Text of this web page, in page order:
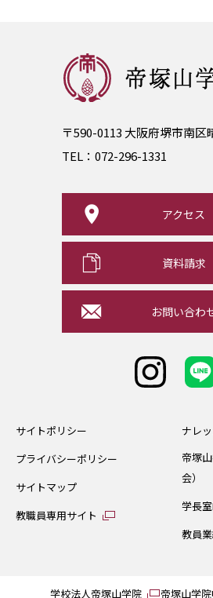
〒590-0113 大阪府堺市南区
TEL： 072-296-1331
アクセス
資料請求
お問い合わ
サイトポリシー
プライバシーポリシー
サイトマップ
教職員専用サイト
ナレ
帝塚
会）
学長
教員
学校法人帝塚山学院 帝塚山学